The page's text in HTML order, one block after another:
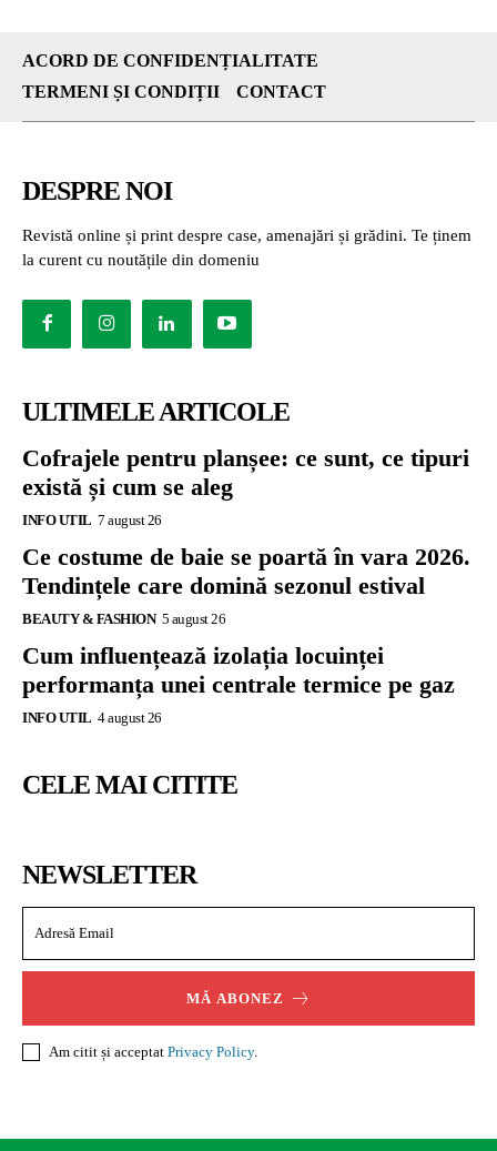
ACORD DE CONFIDENȚIALITATE
TERMENI ȘI CONDIȚII
CONTACT
DESPRE NOI
Revistă online și print despre case, amenajări și grădini. Te ținem
la curent cu noutățile din domeniu
ULTIMELE ARTICOLE
Cofrajele pentru planșee: ce sunt, ce tipuri
există și cum se aleg
INFO UTIL 7 august 26
Ce costume de baie se poartă în vara 2026.
Tendințele care domină sezonul estival
BEAUTY & FASHION 5 august 26
Cum influențează izolația locuinței
performanța unei centrale termice pe gaz
INFO UTIL 4 august 26
CELE MAI CITITE
NEWSLETTER
MĂ ABONEZ
Am citit și acceptat Privacy Policy.